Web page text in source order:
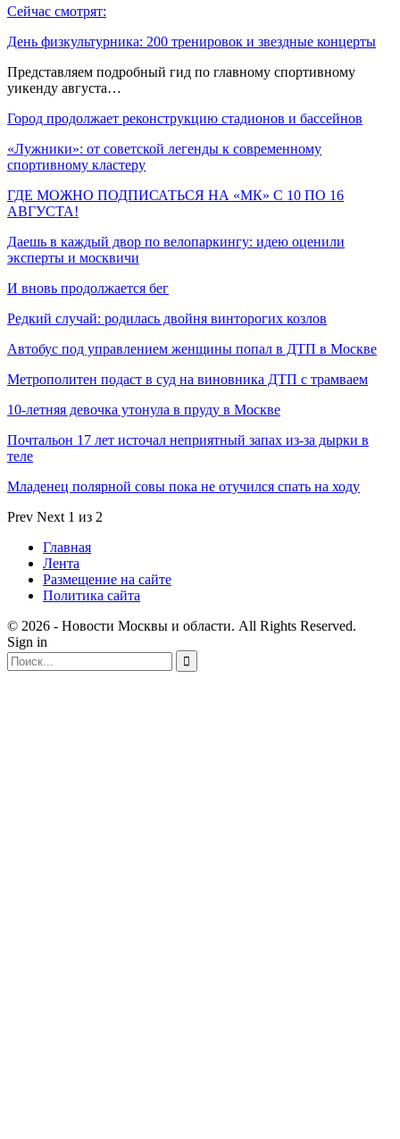
Сейчас смотрят:
День физкультурника: 200 тренировок и звездные концерты
Представляем подробный гид по главному спортивному
уикенду августа…
Город продолжает реконструкцию стадионов и бассейнов
«Лужники»: от советской легенды к современному
спортивному кластеру
ГДЕ МОЖНО ПОДПИСАТЬСЯ НА «МК» С 10 ПО 16
АВГУСТА!
Даешь в каждый двор по велопаркингу: идею оценили
эксперты и москвичи
И вновь продолжается бег
Редкий случай: родилась двойня винторогих козлов
Автобус под управлением женщины попал в ДТП в Москве
Метрополитен подаст в суд на виновника ДТП с трамваем
10-летняя девочка утонула в пруду в Москве
Почтальон 17 лет источал неприятный запах из-за дырки в
теле
Младенец полярной совы пока не отучился спать на ходу
Prev Next 1 из 2
Главная
Лента
Размещение на сайте
Политика сайта
© 2026 - Новости Москвы и области. All Rights Reserved.
Sign in